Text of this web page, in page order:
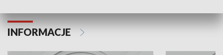
INFORMACJE